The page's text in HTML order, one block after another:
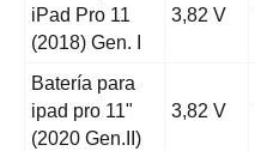
iPad Pro 11
(2018) Gen. I
3,82 V
Batería para
ipad pro 11"
(2020 Gen.II)
3,82 V